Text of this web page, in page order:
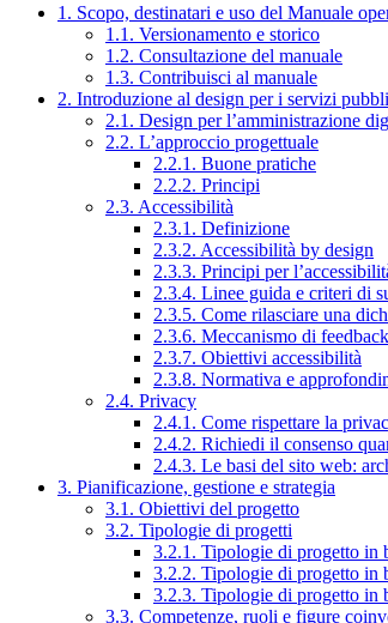
1. Scopo, destinatari e uso del Manuale
1.1. Versionamento e storico
1.2. Consultazione del manuale
1.3. Contribuisci al manuale
2. Introduzione al design per i servizi
2.1. Design per l’amministrazione
2.2. L’approccio progettuale
2.2.1. Buone pratiche
2.2.2. Principi
2.3. Accessibilità
2.3.1. Definizione
2.3.2. Accessibilità by design
2.3.3. Principi per
2.3.4. Linee guida e criteri di
2.3.5. Come rilasciare una
2.3.6. Meccanismo di
2.3.7. Obiettivi accessibilità
2.3.8. Normativa e
2.4. Privacy
2.4.1. Come rispettare la
2.4.2. Richiedi il consenso
2.4.3. Le basi del sito web:
3. Pianificazione, gestione e strategia
3.1. Obiettivi del progetto
3.2. Tipologie di progetti
3.2.1. Tipologie di progetto in
3.2.2. Tipologie di progetto in
3.2.3. Tipologie di progetto in
3.3. Competenze, ruoli e figure